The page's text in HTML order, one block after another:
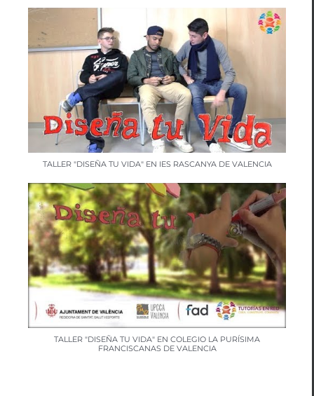
TALLER "DISEÑA TU VIDA" EN IES RASCANYA DE VALENCIA
TALLER "DISEÑA TU VIDA" EN COLEGIO LA PURÍSIMA
FRANCISCANAS DE VALENCIA